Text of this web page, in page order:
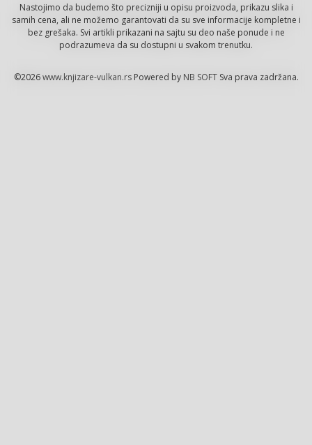
Nastojimo da budemo što precizniji u opisu proizvoda, prikazu slika i
samih cena, ali ne možemo garantovati da su sve informacije kompletne i
bez grešaka. Svi artikli prikazani na sajtu su deo naše ponude i ne
podrazumeva da su dostupni u svakom trenutku.
©2026www.knjizare-vulkan.rs Powered by NB SOFTSva prava zadržana.